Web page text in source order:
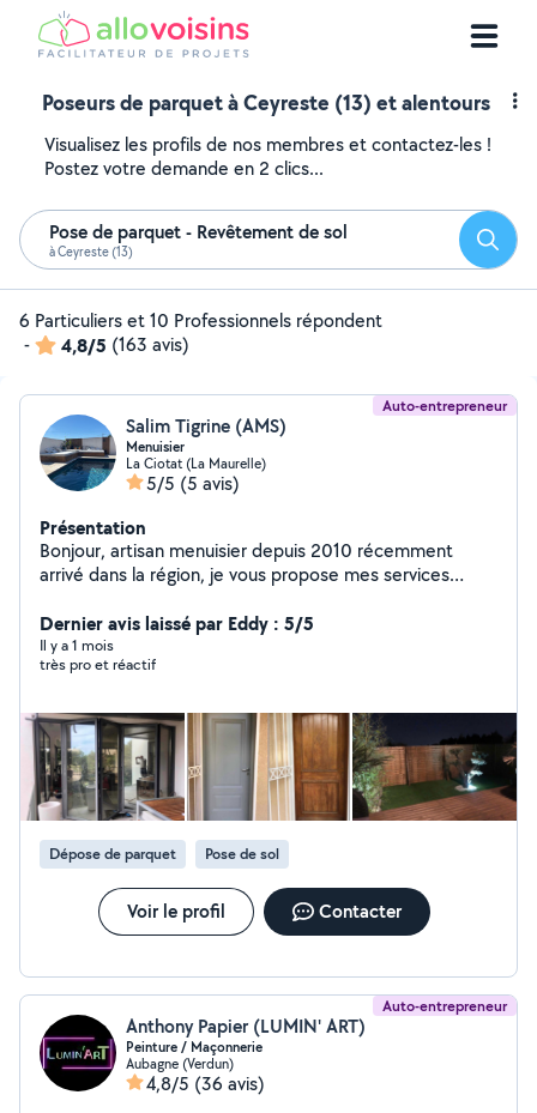
Poseurs de parquet à Ceyreste (13) et alentours
Visualisez les profils de nos membres et contactez-les !
Postez votre demande en 2 clics...
Pose de parquet - Revêtement de sol
à Ceyreste (13)
6 Particuliers et 10 Professionnels répondent
-
4,8/5 (163 avis)
Auto-entrepreneur
Salim Tigrine (AMS)
Menuisier
La Ciotat (La Maurelle)
5/5 (5 avis)
Présentation
Bonjour, artisan menuisier depuis 2010 récemment
arrivé dans la région, je vous propose mes services
terrasse.secteur (13) et (34) Assurance décennale.
Dernier avis laissé par Eddy : 5/5
Il y a 1 mois
très pro et réactif
Dépose de parquet Pose de sol
Voir le profil Contacter
Auto-entrepreneur
Anthony Papier (LUMIN' ART)
Peinture / Maçonnerie
Aubagne (Verdun)
4,8/5 (36 avis)